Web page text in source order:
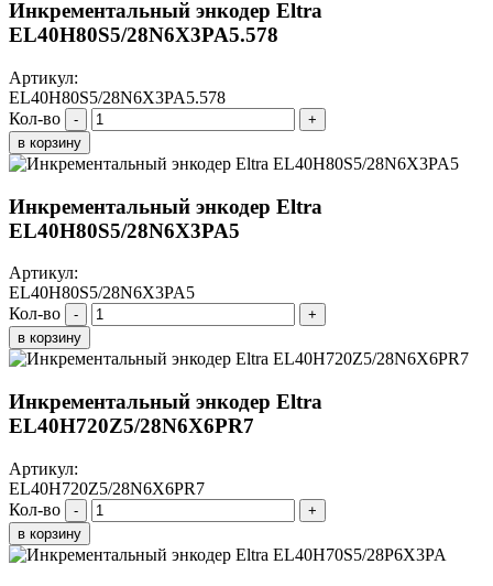
Инкрементальный энкодер Eltra
EL40H80S5/28N6X3PA5.578
Артикул:
EL40H80S5/28N6X3PA5.578
Кол-во
-
+
в корзину
Инкрементальный энкодер Eltra
EL40H80S5/28N6X3PA5
Артикул:
EL40H80S5/28N6X3PA5
Кол-во
-
+
в корзину
Инкрементальный энкодер Eltra
EL40H720Z5/28N6X6PR7
Артикул:
EL40H720Z5/28N6X6PR7
Кол-во
-
+
в корзину